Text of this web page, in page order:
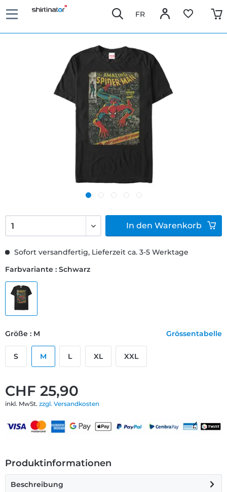
FR
CHF 25,90
inkl. MwSt. zzgl. Versandkosten
Sofort versandfertig, Lieferzeit ca. 3-5 Werktage
Farbvariante : Schwarz
Größe : M Grössentabelle
S M L XL XXL
In den Warenkorb
Produktinformationen
Beschreibung